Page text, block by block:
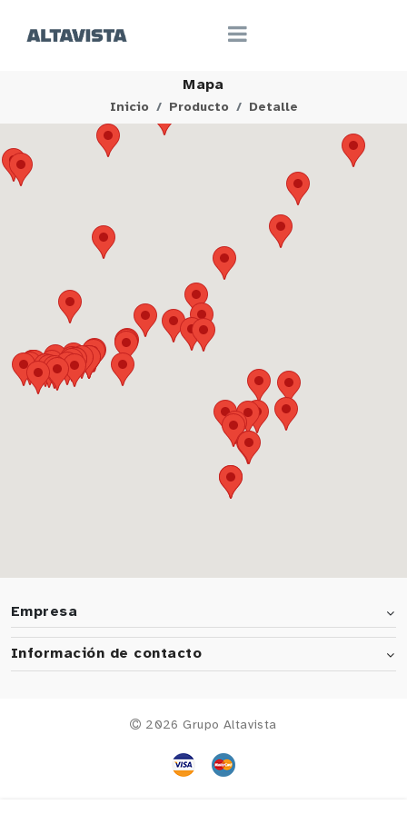
Mapa
Inicio Producto Detalle
Empresa
Información de contacto
2026 Grupo Altavista